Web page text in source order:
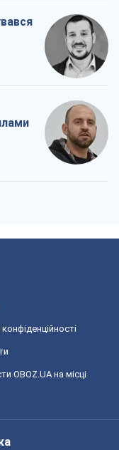
OBOZ.UA на місці